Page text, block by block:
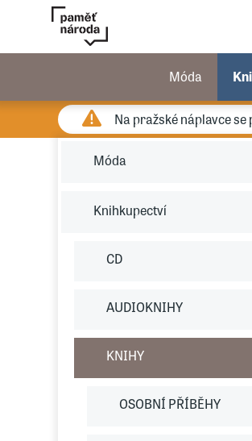
Na pražské náplavce se
Móda
Knihkupectví
CD
AUDIOKNIHY
KNIHY
OSOBNÍ PŘÍBĚHY
Móda